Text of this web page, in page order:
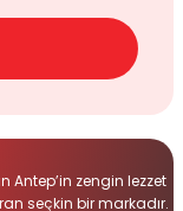
Antep’in zengin lezzet
seçkin bir markadır.